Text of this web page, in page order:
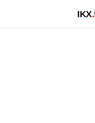
IKX.